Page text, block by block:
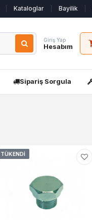
Kataloglar Bayilik
Giriş Yap
Hesabım
Sipariş Sorgula
TÜKENDI